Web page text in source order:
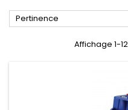
Pertinence
Affichage 1-